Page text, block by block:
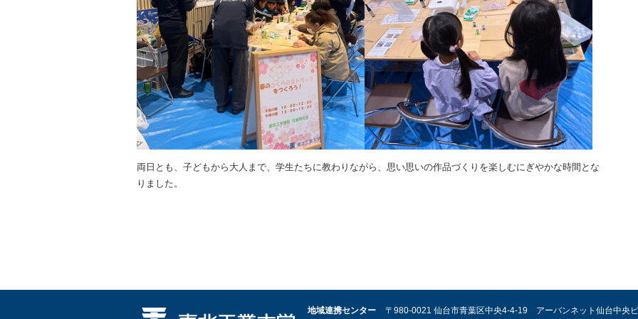
両日とも、子どもから大人まで、学生たちに教わりながら、思い思いの作品づくりを楽しむにぎやかな時間とな
りました。
地域連携センター
〒980-0021 仙台市青葉区中央4-4-19 アーバンネット仙台中央